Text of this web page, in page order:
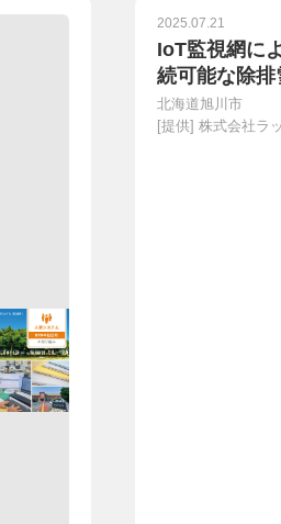
2025.07.21
IoT監視網に
続可能な除
北海道旭川市
[提供] 株式会社ラ